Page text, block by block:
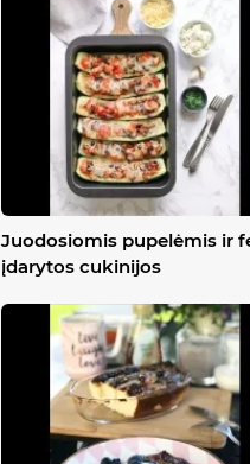
Juodosiomis pupelėmis ir
įdarytos cukinijos